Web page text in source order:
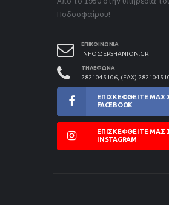
Ποδοσφαίρου!
ΕΠΙΚΟΙΝΩΝΊΑ
INFO@EPSHANION.GR
ΤΗΛΈΦΩΝΑ
2821045106, (FAX)
ΕΠΙΣΚΕΦΘΕΊΤΕ ΜΑΣ
FACEBOOK
ΕΠΙΣΚΕΦΘΕΊΤΕ ΜΑΣ
INSTAGRAM